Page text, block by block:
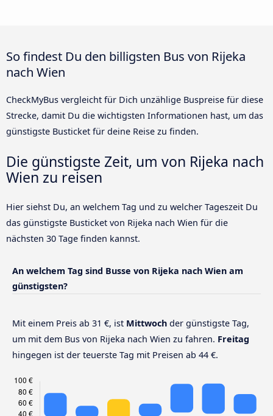
So findest Du den billigsten Bus von Rijeka
nach Wien
CheckMyBus vergleicht für Dich unzählige Buspreise für diese
Strecke, damit Du die wichtigsten Informationen hast, um das
günstigste Busticket für deine Reise zu finden.
Die günstigste Zeit, um von Rijeka nach
Wien zu reisen
Hier siehst Du, an welchem Tag und zu welcher Tageszeit Du
das günstigste Busticket von Rijeka nach Wien für die
nächsten 30 Tage finden kannst.
An welchem Tag sind Busse von Rijeka nach Wien am
günstigsten?
Mit einem Preis ab 31 €, ist Mittwoch der günstigste Tag,
um mit dem Bus von Rijeka nach Wien zu fahren. Freitag
hingegen ist der teuerste Tag mit Preisen ab 44 €.